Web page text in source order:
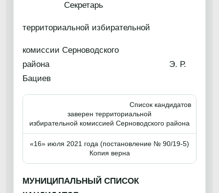
Секретарь
территориальной избирательной
комиссии Серноводского
района Э. Р.
Бациев
Список кандидатов
заверен территориальной
избирательной комиссией Серноводского района
«16» июля 2021 года (постановление № 90/19-5)
Копия верна
МУНИЦИПАЛЬНЫЙ СПИСОК